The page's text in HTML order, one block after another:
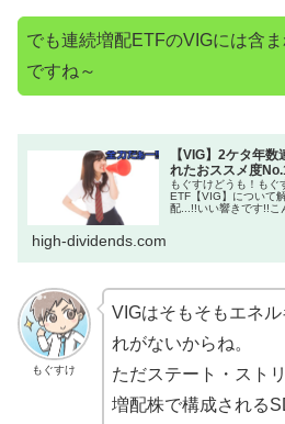
でも連続増配ETFのVIGには含
ですね～
【VIG】2ケタ年
れたおススメ度
もぐすけどうも！もぐ
ETF【VIG】について
配...!!いい響きです!!こ
high-dividends.com
もぐすけ
VIGはそもそもエネ
れがないからね。
ただステート・スト
増配株で構成される